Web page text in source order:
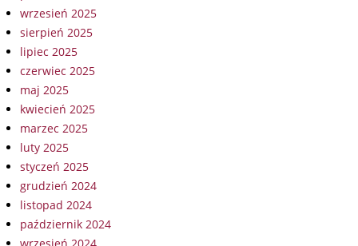
wrzesień 2025
sierpień 2025
lipiec 2025
czerwiec 2025
maj 2025
kwiecień 2025
marzec 2025
luty 2025
styczeń 2025
grudzień 2024
listopad 2024
październik 2024